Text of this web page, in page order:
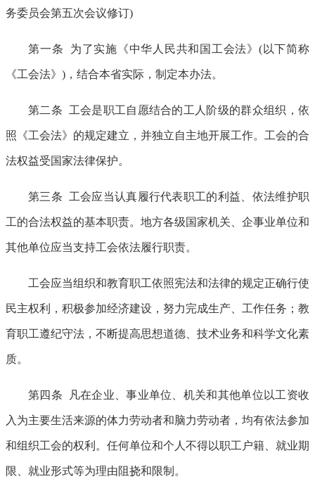
务委员会第五次会议修订)
第一条 为了实施《中华人民共和国工会法》(以下简称
《工会法》)，结合本省实际，制定本办法。
第二条 工会是职工自愿结合的工人阶级的群众组织，依
照《工会法》的规定建立，并独立自主地开展工作。工会的合
法权益受国家法律保护。
第三条 工会应当认真履行代表职工的利益、依法维护职
工的合法权益的基本职责。地方各级国家机关、企事业单位和
其他单位应当支持工会依法履行职责。
工会应当组织和教育职工依照宪法和法律的规定正确行使
民主权利，积极参加经济建设，努力完成生产、工作任务；教
育职工遵纪守法，不断提高思想道德、技术业务和科学文化素
质。
第四条 凡在企业、事业单位、机关和其他单位以工资收
入为主要生活来源的体力劳动者和脑力劳动者，均有依法参加
和组织工会的权利。任何单位和个人不得以职工户籍、就业期
限、就业形式等为理由阻挠和限制。